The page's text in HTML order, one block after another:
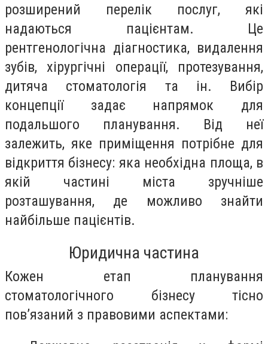
розширений перелік послуг, які
надаються пацієнтам. Це
рентгенологічна діагностика, видалення
зубів, хірургічні операції, протезування,
дитяча стоматологія та ін. Вибір
концепції задає напрямок для
подальшого планування. Від неї
залежить, яке приміщення потрібне для
відкриття бізнесу: яка необхідна площа, в
якій частині міста зручніше
розташування, де можливо знайти
найбільше пацієнтів.
Юридична частина
Кожен етап планування
стоматологічного бізнесу тісно
пов’язаний з правовими аспектами: